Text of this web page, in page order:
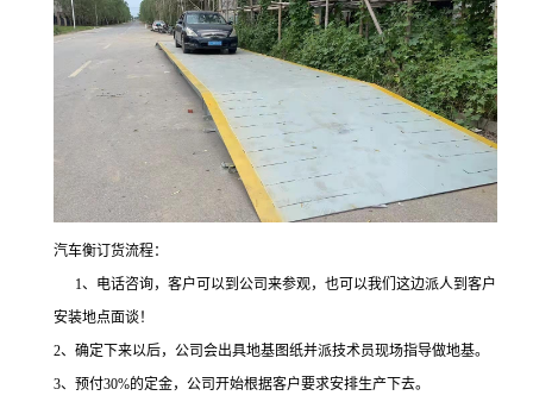
汽车衡订货流程：
1、电话咨询，客户可以到公司来参观，也可以我们这边派人到客户
安装地点面谈！
2、确定下来以后，公司会出具地基图纸并派技术员现场指导做地基。
3、预付30%的定金，公司开始根据客户要求安排生产下去。